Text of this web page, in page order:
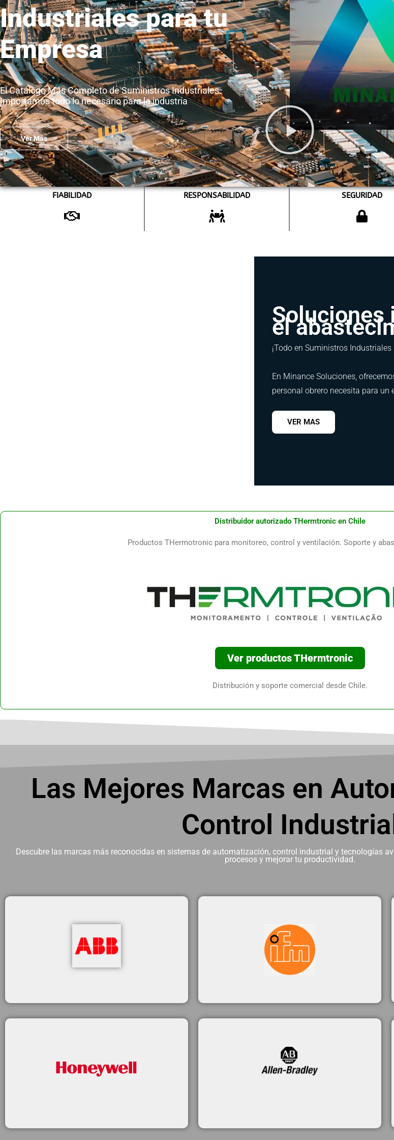
Industriales para tu
Empresa
El Catálogo Más Completo de Suministros Industriales.
Importamos todo lo necesario para la industria
Ver Mas
FIABILIDAD RESPONSABILIDAD SEGURIDAD
Soluciones
el
¡Todo en Suministros
En Minance Soluciones,
personal obrero necesita para un
VER MAS
Distribuidor autorizado THermtronic en Chile
Productos THermotronic para monitoreo, control y ventilación. Soporte y
Ver productos THermtronic
Distribución y soporte comercial desde Chile.
Las Mejores Marcas en
Control
Descubre las marcas más reconocidas en sistemas de automatización, control industrial y tecnologías
procesos y mejorar tu productividad.